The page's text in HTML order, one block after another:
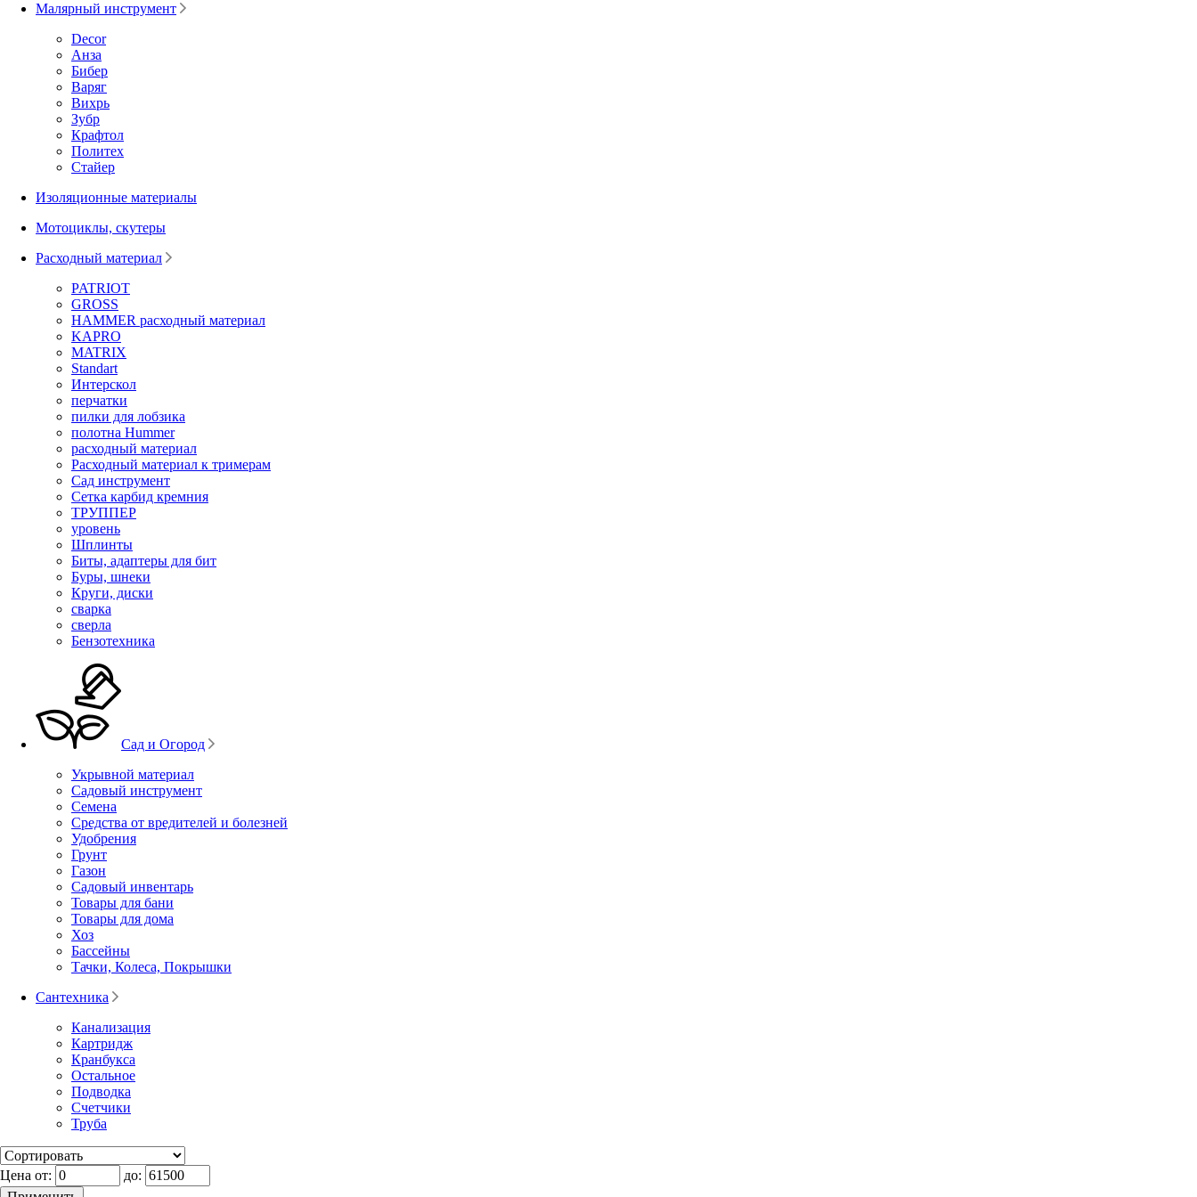
Малярный инструмент
Decor
Анза
Бибер
Варяг
Вихрь
Зубр
Крафтол
Политех
Стайер
Изоляционные материалы
Мотоциклы, скутеры
Расходный материал
PATRIOT
GROSS
HAMMER расходный материал
KAPRO
MATRIX
Standart
Интерскол
перчатки
пилки для лобзика
полотна Hummer
расходный материал
Расходный материал к тримерам
Сад инструмент
Сетка карбид кремния
ТРУППЕР
уровень
Шплинты
Биты, адаптеры для бит
Буры, шнеки
Круги, диски
сварка
сверла
Бензотехника
Сад и Огород
Укрывной материал
Садовый инструмент
Семена
Средства от вредителей и болезней
Удобрения
Грунт
Газон
Садовый инвентарь
Товары для бани
Товары для дома
Хоз
Бассейны
Тачки, Колеса, Покрышки
Сантехника
Канализация
Картридж
Кранбукса
Остальное
Подводка
Счетчики
Труба
Цена от: до: